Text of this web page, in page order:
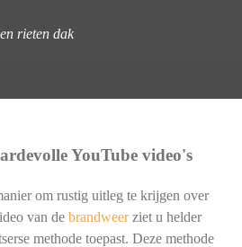
rieten dak
YouTube video's
om rustig uitleg te krijgen over
van de brandweerziet u helder
methode toepast. Deze methode